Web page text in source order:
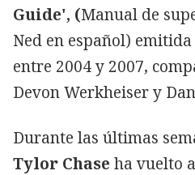
Copiar
Guide', (Manual de
Ned en español)
entre 2004 y 2007,
Devon Werkheiser y
Durante las últimas
Tylor Chase ha vuelto